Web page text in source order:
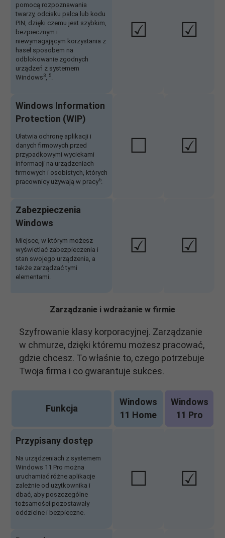
pomocą rozpoznawania
twarzy, odcisku palca lub kodu
PIN, dzięki czemu jest szybkim,
bezpiecznym i
niewymagającym korzystania z
haseł sposobem na
odblokowanie zgodnych
urządzeń z systemem
Windows3 5
☑ ☑
Windows Information
Protection (WIP)
Ułatwia ochronę aplikacji i
danych firmowych przed
przypadkowymi wyciekami
informacji na urządzeniach
firmowych i osobistych, których
pracownicy używają w pracy6.
☐ ☑
Zabezpieczenia
Windows
Miejsce, w którym możesz
wyświetlać zabezpieczenia i
stan swojego urządzenia, a
także zarządzać tymi
elementami.
☑ ☑
Zarządzanie i wdrażanie w firmie
Szyfrowanie klasy korporacyjnej. Zarządzanie
w chmurze, dzięki któremu możesz pracować,
gdzie chcesz. To właśnie to, czego potrzebuje
Twoja firma i co gwarantuje sukces.
Funkcja
Windows
11 Home
Windows
11 Pro
Przypisany dostęp
Na urządzeniach z systemem
Windows 11 Pro można
uruchamiać różne aplikacje
zależnie od użytkownika i
dbać, aby poszczególne
tożsamości pozostawały
oddzielne i bezpieczne.
☐ ☑